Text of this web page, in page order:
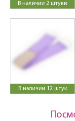
В наличии 2 штуки
В наличии 12 штук